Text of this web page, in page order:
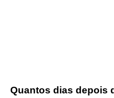
Quantos dias depois